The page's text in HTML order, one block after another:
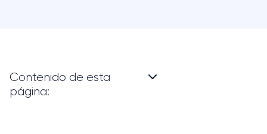
Contenido de esta
página: